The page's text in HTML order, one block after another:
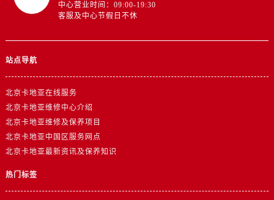
中心营业时间：09:00-19:30
客服及中心节假日不休
站点导航
北京卡地亚在线服务
北京卡地亚维修中心介绍
北京卡地亚维修及保养项目
北京卡地亚中国区服务网点
北京卡地亚最新资讯及保养知识
热门标签